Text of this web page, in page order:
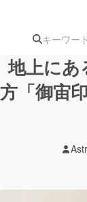
注目
地上にあ
方「御宙